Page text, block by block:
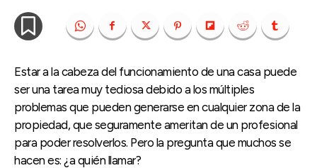
Estar a la cabeza del funcionamiento de una casa puede
ser una tarea muy tediosa debido a los múltiples
problemas que pueden generarse en cualquier zona de la
propiedad, que seguramente ameritan de un profesional
para poder resolverlos. Pero la pregunta que muchos se
hacen es: ¿a quién llamar?